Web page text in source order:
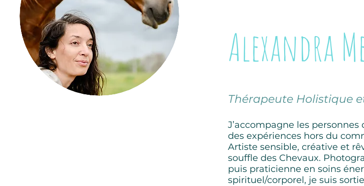
Alexandra
Thérapeute Holistique
J’accompagne les
des expériences hors du
Artiste sensible, créative et
souffle des Chevaux.
puis praticienne en soins
spirituel/corporel, je suis